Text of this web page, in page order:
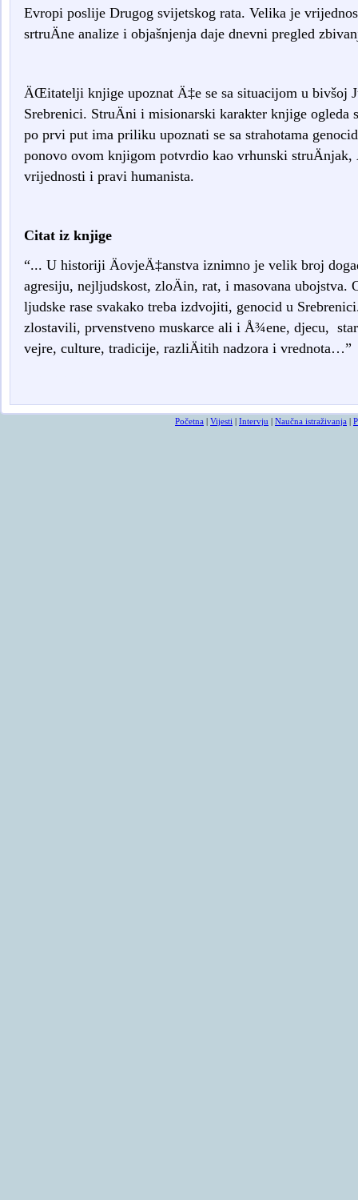
Evropi poslije Drugog svijetskog rata. Velika je
srtruÄne analize i objašnjenja daje dnevni pregled
ÄŒitatelji knjige upoznat Ä‡e se sa situacijom u bivšoj
Srebrenici. StruÄni i misionarski karakter knjige ogleda
po prvi put ima priliku upoznati se sa strahotama
ponovo ovom knjigom potvrdio kao vrhunski struÄnjak,
vrijednosti i pravi humanista.
Citat iz knjige
“... U historiji ÄovjeÄ‡anstva iznimno je velik broj
agresiju, nejljudskost, zloÄin, rat, i masovana
ljudske rase svakako treba izdvojiti, genocid u
zlostavili, prvenstveno muskarce ali i Å¾ene, djecu,
vejre, culture, tradicije, razliÄitih nadzora i vrednota…”
Početna Vijesti Intervju Naučna istraživanja